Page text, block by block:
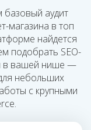
базовый аудит
магазина в топ
найдется
подобрать SEO-
в вашей нише —
небольших
с крупными